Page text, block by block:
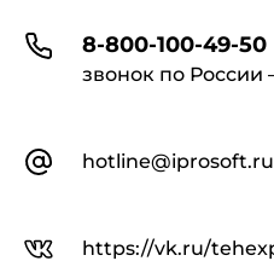
8-800-100-49-50
звонок по
hotline@iprosoft.ru
https://vk.ru/